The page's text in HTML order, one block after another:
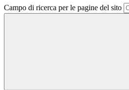
Campo di ricerca per le pagine del sito